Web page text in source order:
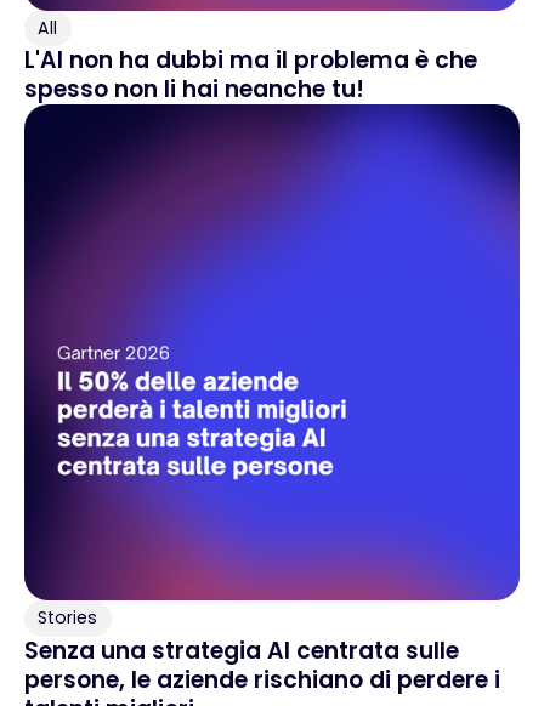
All
L'AI non ha dubbi ma il problema è che
spesso non li hai neanche tu!
Stories
Senza una strategia AI centrata sulle
persone, le aziende rischiano di perdere i